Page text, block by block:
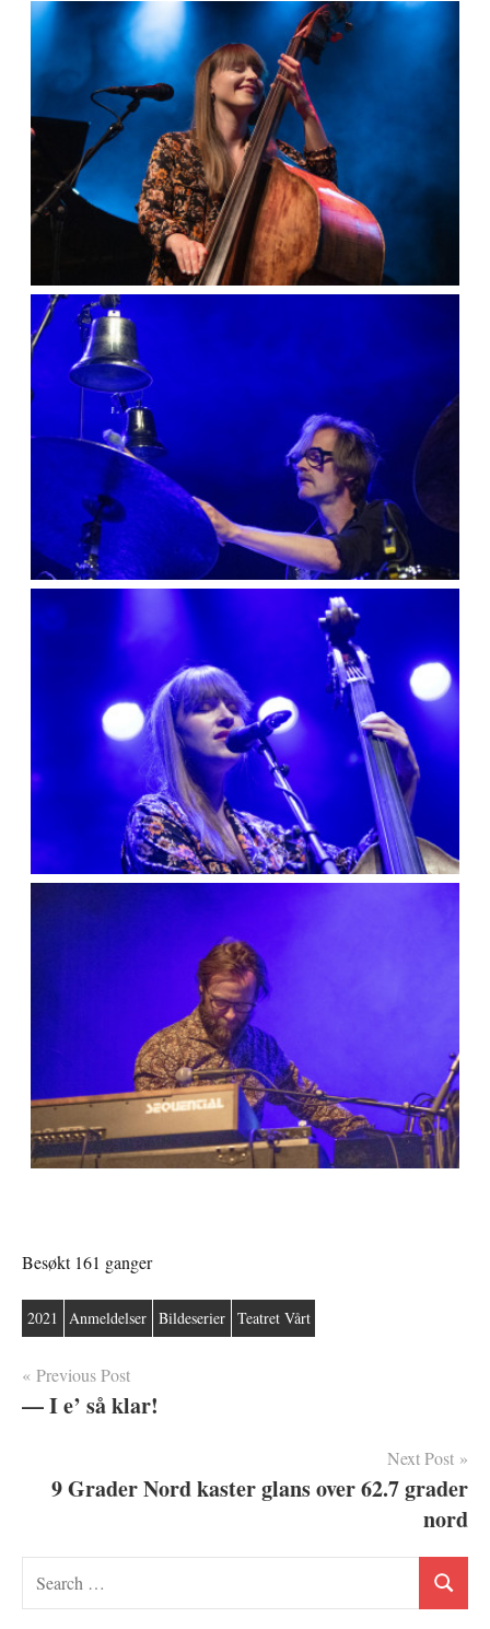
Besøkt 161 ganger
2021 Anmeldelser Bildeserier Teatret Vårt
Innleggsnavigasjon
Previous Post
— I e’ så klar!
Next Post
9 Grader Nord kaster glans over 62.7 grader
nord